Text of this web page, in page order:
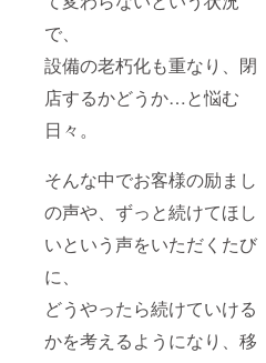
で、
設備の老朽化も重なり、閉
店するかどうか…と悩む
日々。
そんな中でお客様の励まし
の声や、ずっと続けてほし
いという声をいただくたび
に、
どうやったら続けていける
かを考えるようになり、移